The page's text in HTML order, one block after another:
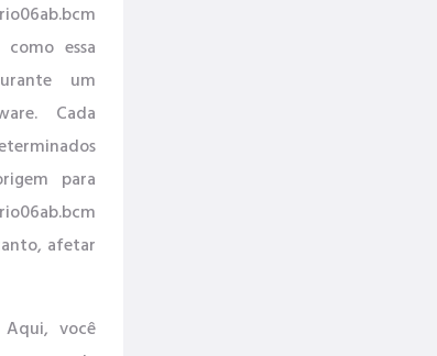
essa
um
Cada
para
afetar
você